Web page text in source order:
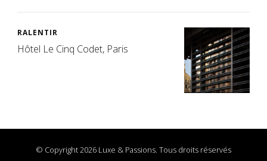
RALENTIR
Hôtel Le Cinq Codet, Paris
© Copyright 2026 Luxe & Passions. Tous droits réservés